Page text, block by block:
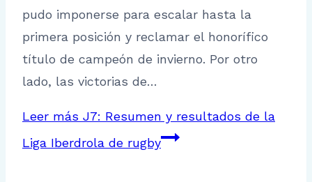
pudo imponerse para escalar hasta la
primera posición y reclamar el honorífico
título de campeón de invierno. Por otro
lado, las victorias de…
Leer más J7: Resumen y resultados de la
Liga Iberdrola de rugby